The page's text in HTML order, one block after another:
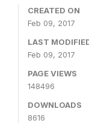
CREATED ON
Feb 09, 2017
LAST
Feb 09, 2017
PAGE VIEWS
148496
DOWNLOADS
8616